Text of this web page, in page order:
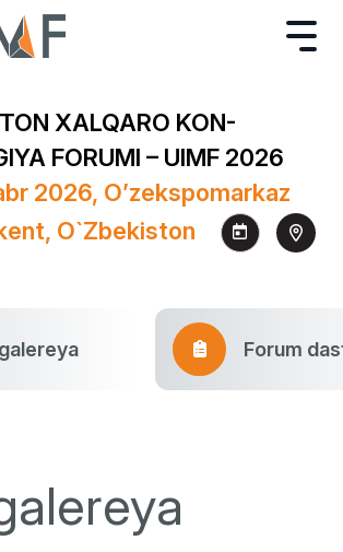
XALQARO KON-
FORUMI – UIMF 2026
2026, O’zekspomarkaz
O`zbekiston
Forum